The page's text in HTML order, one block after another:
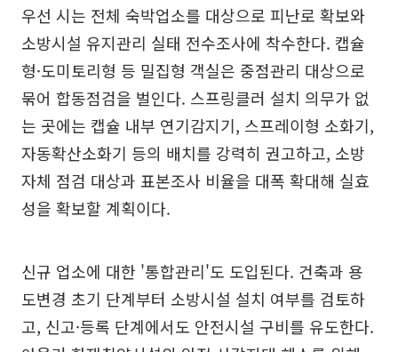
우선 시는 전체 숙박업소를 대상으로 피난로 확보와
소방시설 유지관리 실태 전수조사에 착수한다. 캡슐
형·도미토리형 등 밀집형 객실은 중점관리 대상으로
묶어 합동점검을 벌인다. 스프링클러 설치 의무가 없
는 곳에는 캡슐 내부 연기감지기, 스프레이형 소화기,
자동확산소화기 등의 배치를 강력히 권고하고, 소방
자체 점검 대상과 표본조사 비율을 대폭 확대해 실효
성을 확보할 계획이다.
신규 업소에 대한 '통합관리'도 도입된다. 건축과 용
도변경 초기 단계부터 소방시설 설치 여부를 검토하
고, 신고·등록 단계에서도 안전시설 구비를 유도한다.